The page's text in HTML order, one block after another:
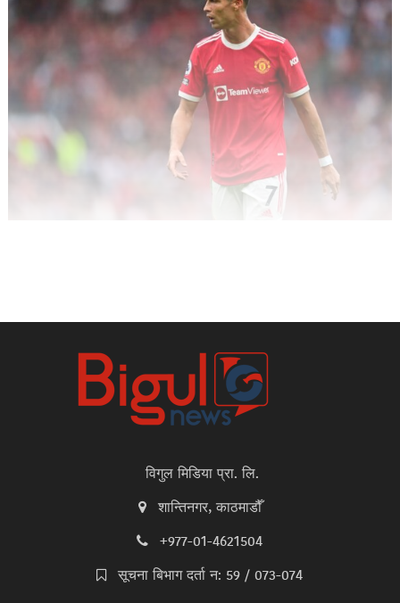
विगुल मिडिया प्रा. लि.
शान्तिनगर, काठमाडौँ
+977-01-4621504
सूचना बिभाग दर्ता न: 59 / 073-074